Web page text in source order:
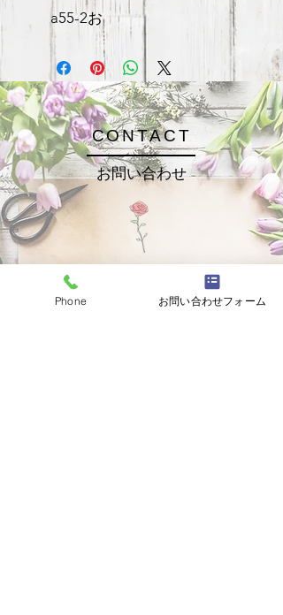
a55-2お
CONTACT
お問い合わせ
TEL 0586-51-7060
Phone お問い合わせフォーム